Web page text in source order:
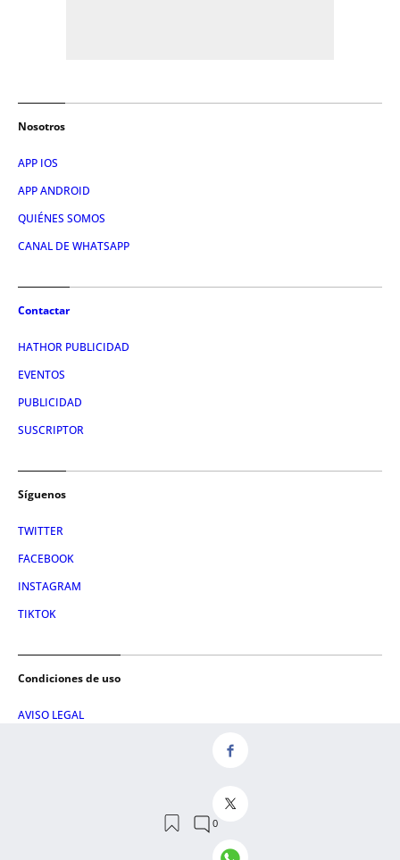
Nosotros
APP IOS
APP ANDROID
QUIÉNES SOMOS
CANAL DE WHATSAPP
Contactar
HATHOR PUBLICIDAD
EVENTOS
PUBLICIDAD
SUSCRIPTOR
Síguenos
TWITTER
FACEBOOK
INSTAGRAM
TIKTOK
Condiciones de uso
AVISO LEGAL